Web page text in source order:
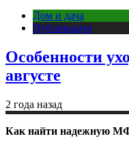
Дом и дача
Публикации
Особенности
августе
2 года назад
Как найти надежную